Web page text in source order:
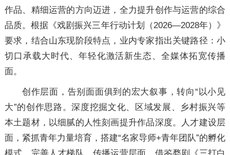
作品、精细运营的方向迈进，全力提升创作与运营的综合
品质。根据《戏剧振兴三年行动计划（2026—2028年）》
要求，结合山东现阶段特点，业内专家指出关键路径：小
切口承载大时代、年轻化激活新生态、全媒体拓宽传播
面。
创作层面，告别面面俱到的宏大叙事，转向“以小见
大”的创作思路。深度挖掘文化、区域发展、乡村振兴等
本土题材，以细腻的人性刻画提升作品深度。人才建设层
面，紧抓青年力量培育，搭建“名家导师+青年团队”的孵化